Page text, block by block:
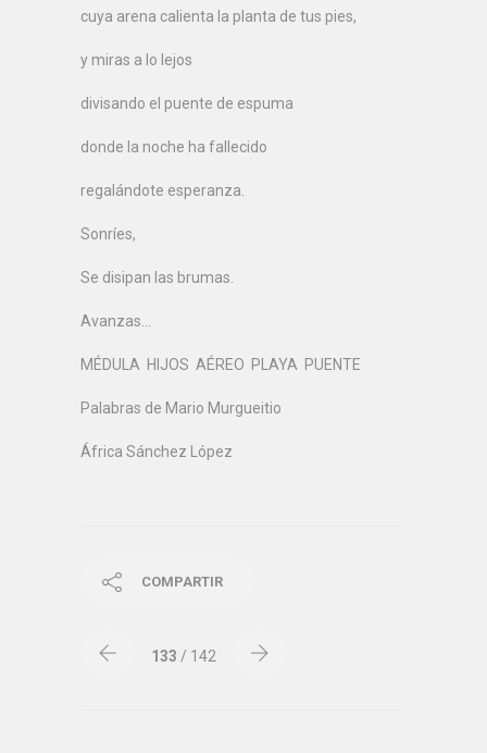
cuya arena calienta la planta de tus pies,
y miras a lo lejos
divisando el puente de espuma
donde la noche ha fallecido
regalándote esperanza.
Sonríes,
Se disipan las brumas.
Avanzas…
MÉDULA HIJOS AÉREO PLAYA PUENTE
Palabras de Mario Murgueitio
África Sánchez López
COMPARTIR
133 / 142